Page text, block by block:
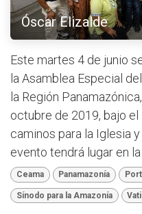
Óscar Elizalde
Este martes 4 de junio
la Asamblea Especial
la Región
octubre de 2019, bajo el
caminos para la Iglesia
evento tendrá lugar en la
Ceama Panamazonía
Sínodo para la Amazonía